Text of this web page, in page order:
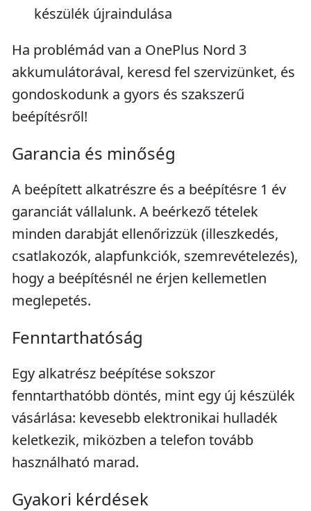
készülék újraindulása
Ha problémád van a OnePlus Nord 3
akkumulátorával, keresd fel szervizünket, és
gondoskodunk a gyors és szakszerű
beépítésről!
Garancia és minőség
A beépített alkatrészre és a beépítésre 1 év
garanciát vállalunk. A beérkező tételek
minden darabját ellenőrizzük (illeszkedés,
csatlakozók, alapfunkciók, szemrevételezés),
hogy a beépítésnél ne érjen kellemetlen
meglepetés.
Fenntarthatóság
Egy alkatrész beépítése sokszor
fenntarthatóbb döntés, mint egy új készülék
vásárlása: kevesebb elektronikai hulladék
keletkezik, miközben a telefon tovább
használható marad.
Gyakori kérdések